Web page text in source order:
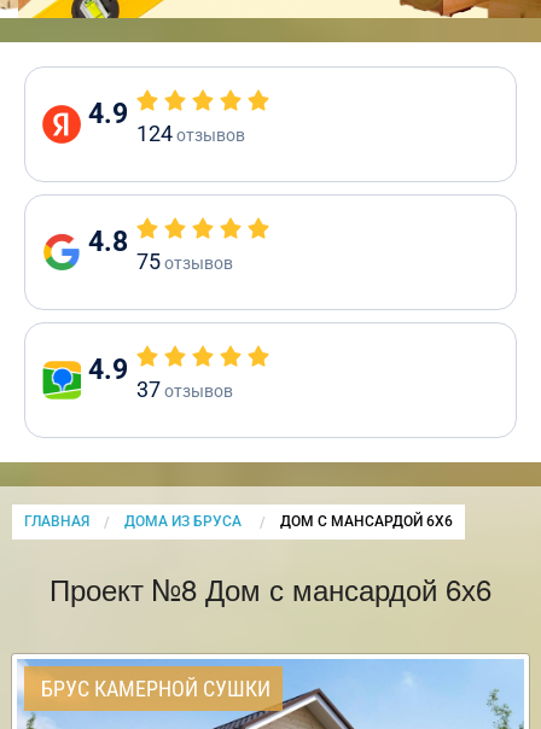
4.9
124отзывов
4.8
75отзывов
4.9
37отзывов
ГЛАВНАЯ ДОМА ИЗ БРУСА CURRENT:
ДОМ С МАНСАРДОЙ 6Х6
Проект №8 Дом с мансардой 6х6
БРУС КАМЕРНОЙ СУШКИ